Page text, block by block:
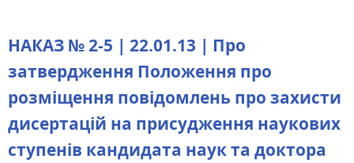
НАКАЗ № 2-5 | 22.01.13 | Про
затвердження Положення про
розміщення повідомлень про захисти
дисертацій на присудження наукових
ступенів кандидата наук та доктора